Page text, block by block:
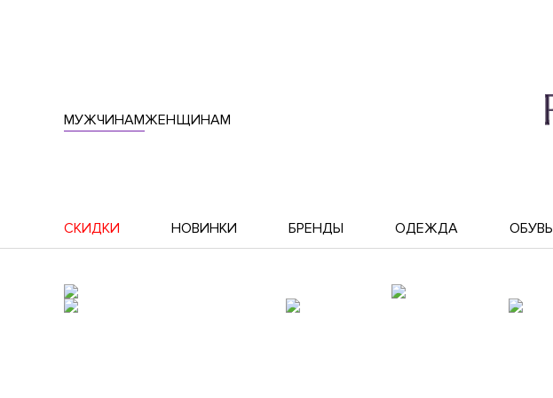
МУЖЧИНАМЖЕНЩИНАМ
СКИДКИ НОВИНКИ БРЕНДЫ ОДЕЖДА ОБУВЬ